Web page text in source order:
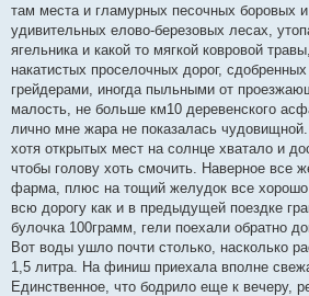
там места и гламурных песочных боровых
удивительных елово-березовых лесах,
ягельника и какой то мягкой ковровой
накатистых проселочных дорог,
грейдерами, иногда пыльными от
малость, не больше км10 деревенского
лично мне жара не показалась
хотя открытых мест на солнце хватало и
чтобы голову хоть смочить. Наверное все
фарма, плюс на тощий желудок все хорошо
всю дорогу как и в предыдущей поездке
булочка 100грамм, гели поехали обратно
Вот воды ушло почти столько, насколько
1,5 литра. На финиш приехала вполне
Единственное, что бодрило еще к вечеру,